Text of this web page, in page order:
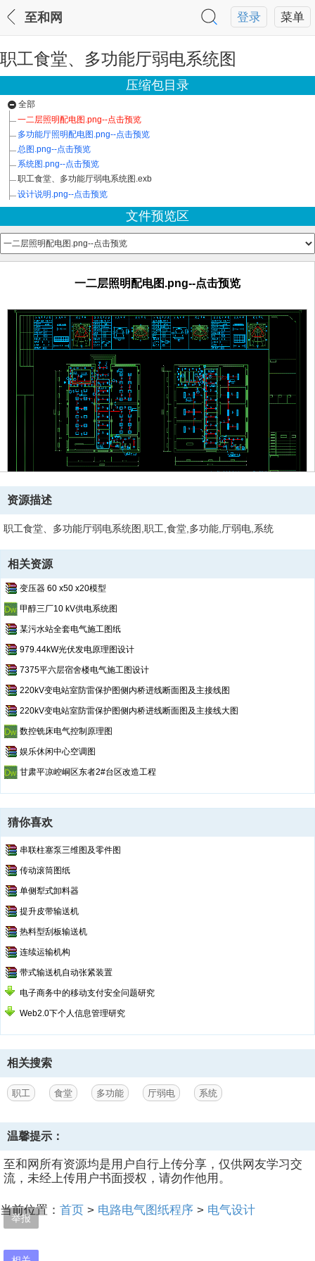
菜单
登录
至和网
职工食堂、多功能厅弱电系统图
举报
压缩包目录
全部
一二层照明配电图.png--点击预览
多功能厅照明配电图.png--点击预览
总图.png--点击预览
系统图.png--点击预览
职工食堂、多功能厅弱电系统图.exb
设计说明.png--点击预览
文件预览区
一二层照明配电图.png--点击预览
资源描述
职工食堂、多功能厅弱电系统图,职工,食堂,多功能,厅弱电,系统
相关资源
变压器 60 x50 x20模型
甲醇三厂10 kV供电系统图
某污水站全套电气施工图纸
979.44kW光伏发电原理图设计
7375平六层宿舍楼电气施工图设计
220kV变电站室防雷保护图侧内桥进线断面图及主接线图
220kV变电站室防雷保护图侧内桥进线断面图及主接线大图
数控铣床电气控制原理图
娱乐休闲中心空调图
甘肃平凉崆峒区东者2#台区改造工程
猜你喜欢
串联柱塞泵三维图及零件图
传动滚筒图纸
单侧犁式卸料器
提升皮带输送机
热料型刮板输送机
连续运输机构
带式输送机自动张紧装置
电子商务中的移动支付安全问题研究
Web2.0下个人信息管理研究
相关搜索
职工 食堂 多功能 厅弱电 系统
温馨提示：
至和网所有资源均是用户自行上传分享，仅供网友学习交
流，未经上传用户书面授权，请勿作他用。
当前位置： 首页 > 电路电气图纸程序 > 电气设计